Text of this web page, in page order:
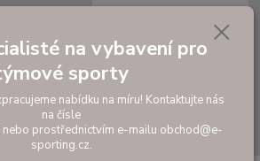
Hledat
0,00 Kč
na vybavení pro
sporty
nabídku na míru! Kontaktujte nás
na čísle
prostřednictvím e-mailu obchod@e-
sporting.cz.